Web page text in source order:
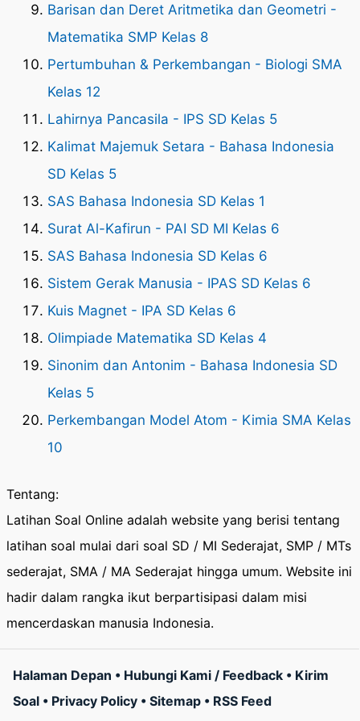
Barisan dan Deret Aritmetika dan Geometri -
Matematika SMP Kelas 8
Pertumbuhan & Perkembangan - Biologi SMA
Kelas 12
Lahirnya Pancasila - IPS SD Kelas 5
Kalimat Majemuk Setara - Bahasa Indonesia
SD Kelas 5
SAS Bahasa Indonesia SD Kelas 1
Surat Al-Kafirun - PAI SD MI Kelas 6
SAS Bahasa Indonesia SD Kelas 6
Sistem Gerak Manusia - IPAS SD Kelas 6
Kuis Magnet - IPA SD Kelas 6
Olimpiade Matematika SD Kelas 4
Sinonim dan Antonim - Bahasa Indonesia SD
Kelas 5
Perkembangan Model Atom - Kimia SMA Kelas
10
Tentang:
Latihan Soal Online adalah website yang berisi tentang
latihan soal mulai dari soal SD / MI Sederajat, SMP / MTs
sederajat, SMA / MA Sederajat hingga umum. Website ini
hadir dalam rangka ikut berpartisipasi dalam misi
mencerdaskan manusia Indonesia.
Halaman Depan • Hubungi Kami / Feedback • Kirim
Soal • Privacy Policy • Sitemap • RSS Feed